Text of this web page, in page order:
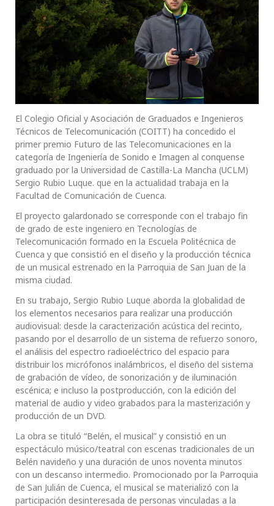
El Colegio Oficial y Asociación de Graduados e Ingenieros
Técnicos de Telecomunicación (COITT) ha concedido el
primer premio Futuro de las Telecomunicaciones en la
categoría de Ingeniería de Sonido e Imagen al conquense
graduado por la Universidad de Castilla-La Mancha (UCLM)
Sergio Rubio Luque. que en la actualidad trabaja en la
Facultad de Comunicación de Cuenca.
El proyecto galardonado se corresponde con el trabajo fin
de grado de este ingeniero en Tecnologías de
Telecomunicación formado en la Escuela Politécnica de
Cuenca y que consistió en el diseño y la producción técnica
de un musical estrenado en la Parroquia de San Juan de la
misma ciudad.
En su trabajo, Sergio Rubio Luque aborda la globalidad de
los elementos necesarios para realizar una producción
audiovisual: desde la caracterización acústica del recinto,
pasando por el desarrollo de un sistema de refuerzo sonoro,
el análisis del espectro radioeléctrico del espacio para
distribuir los micrófonos inalámbricos, el diseño del sistema
de grabación de vídeo, de sonorización y de iluminación
escénica; e incluso la postproducción, con la edición del
material de audio y video grabados para la masterización y
producción de un DVD.
La obra se tituló “Belén, el musical” y consistió en un
espectáculo músico/teatral con escenas tradicionales de un
Belén navideño y una duración de unos noventa minutos
con un descanso intermedio. Promocionado por la Parroquia
de San Julián de Cuenca, el musical se materializó con la
participación desinteresada de personas vinculadas a la